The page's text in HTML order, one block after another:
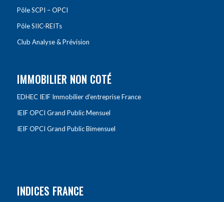
Pôle SCPI – OPCI
Pôle SIIC-REITs
Club Analyse & Prévision
IMMOBILIER NON COTÉ
EDHEC IEIF Immobilier d’entreprise France
IEIF OPCI Grand Public Mensuel
IEIF OPCI Grand Public Bimensuel
INDICES FRANCE